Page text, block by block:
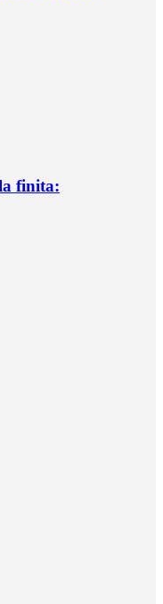
finita: